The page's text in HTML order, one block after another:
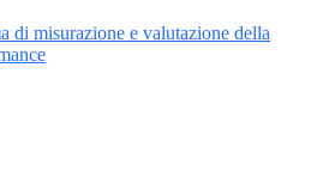
di misurazione e valutazione della